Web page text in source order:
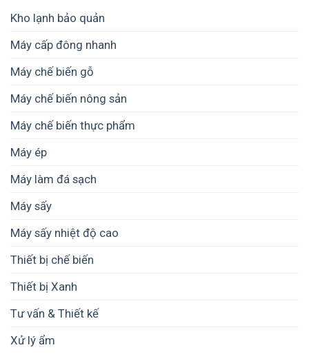
Kho lạnh bảo quản
Máy cấp đông nhanh
Máy chế biến gỗ
Máy chế biến nông sản
Máy chế biến thực phẩm
Máy ép
Máy làm đá sạch
Máy sấy
Máy sấy nhiệt độ cao
Thiết bị chế biến
Thiết bị Xanh
Tư vấn & Thiết kế
Xử lý ẩm